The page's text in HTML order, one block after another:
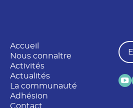
Accueil
Nous connaître
Activités
Actualités
La communauté
Adhésion
Contact